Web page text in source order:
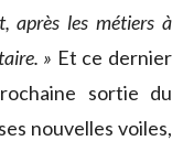
après les métiers à
» Et ce dernier
sortie du
nouvelles voiles,